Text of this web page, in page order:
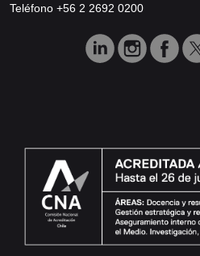
Teléfono +56 2 2692 0200